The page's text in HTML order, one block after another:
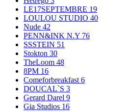
LE17SEPTEMBRE 19
LOULOU STUDIO 40
Nude 42
PENN&INK N.Y 76
SSSTEIN 51
Stokton 30
TheLoom 48
8PM 16
Comeforbreakfast 6
DOUCAL`S 3
Gerard Darel 9
Gia Studios 16